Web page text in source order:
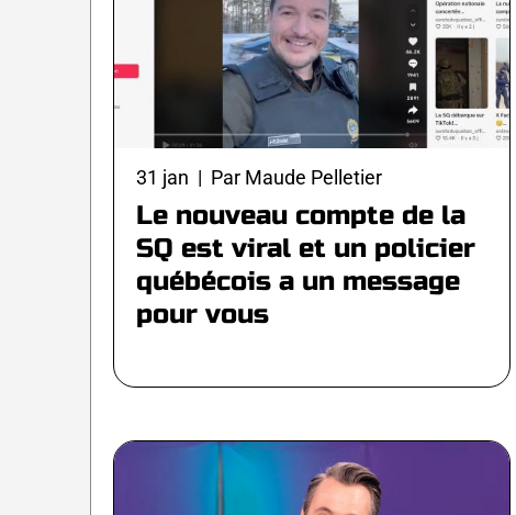
31 jan | Par Maude Pelletier
Le nouveau compte de la
SQ est viral et un policier
québécois a un message
pour vous